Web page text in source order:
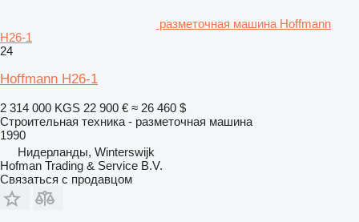
разметочная машина Hoffmann
H26-1
24
Hoffmann H26-1
2 314 000 KGS 22 900 € ≈ 26 460 $
Строительная техника - разметочная машина
1990
Нидерланды, Winterswijk
Hofman Trading & Service B.V.
Связаться с продавцом